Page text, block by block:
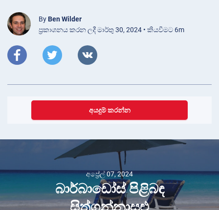
By Ben Wilder
ප්‍රකාශනය කරන ලදී මාර්තු 30, 2024 • කියවීමට 6m
අයදුම් කරන්න
අප්‍රේල් 07, 2024
බාර්බාඩෝස් පිළිබඳ
සිත්ගන්නාසුළු